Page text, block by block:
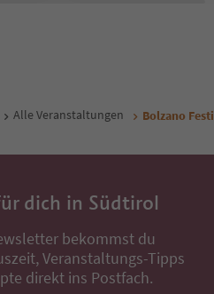
Alle Veranstaltungen Bolzano
dich in Südtirol
bekommst du
Veranstaltungs-Tipps
direkt ins Postfach.